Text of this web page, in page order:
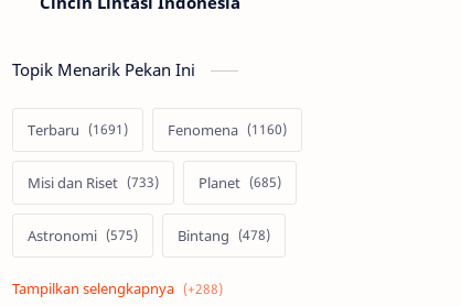
Topik Menarik Pekan Ini
Terbaru Fenomena
Misi dan Riset Planet
Astronomi Bintang
Alam semesta Galaksi